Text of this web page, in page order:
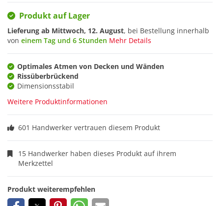
Produkt auf Lager
Lieferung ab Mittwoch, 12. August, bei Bestellung innerhalb
von einem Tag und 6 Stunden Mehr Details
Optimales Atmen von Decken und Wänden
Rissüberbrückend
Dimensionsstabil
Weitere Produktinformationen
601 Handwerker vertrauen diesem Produkt
15 Handwerker haben dieses Produkt auf ihrem
Merkzettel
Produkt weiterempfehlen